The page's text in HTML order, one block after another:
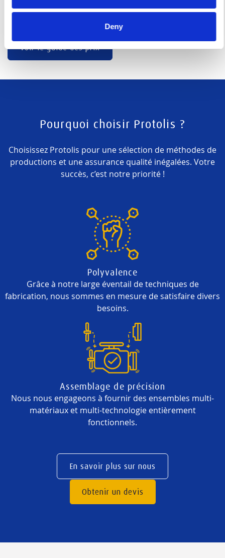
Deny
influence le prix des vos futures pièces.
Voir le guide des prix
Pourquoi choisir Protolis ?
Choisissez Protolis pour une sélection de méthodes de
productions et une assurance qualité inégalées. Votre
succès, c’est notre priorité !
Polyvalence
Grâce à notre large éventail de techniques de
fabrication, nous sommes en mesure de satisfaire divers
besoins.
Assemblage de précision
Nous nous engageons à fournir des ensembles multi-
matériaux et multi-technologie entièrement
fonctionnels.
En savoir plus sur nous
Obtenir un devis